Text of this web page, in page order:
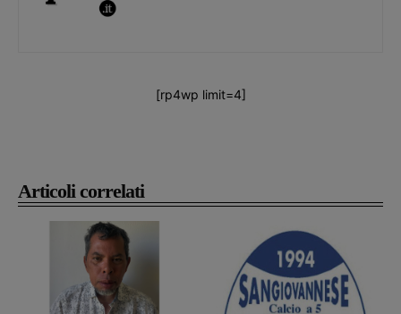
Articoli correlati
[rp4wp limit=4]